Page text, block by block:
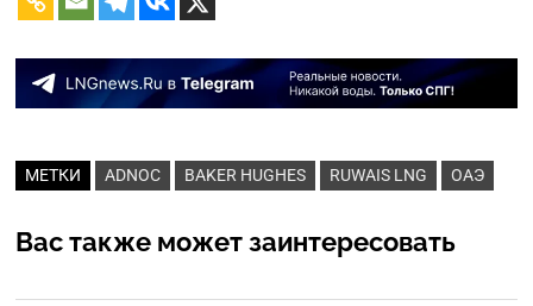
МЕТКИ ADNOC BAKER HUGHES RUWAIS LNG ОАЭ
Вас также может заинтересовать